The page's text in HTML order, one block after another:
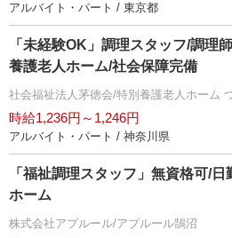
アルバイト・パート / 東京都
「未経験OK」調理スタッフ/調理
養護老人ホーム/社会保障完備
社会福祉法人茅徳会/特別養護老人ホーム
時給1,236円～1,246円
アルバイト・パート / 神奈川県
「福祉調理スタッフ」無資格可/
ホーム
株式会社アプルール/アプルール鵠沼